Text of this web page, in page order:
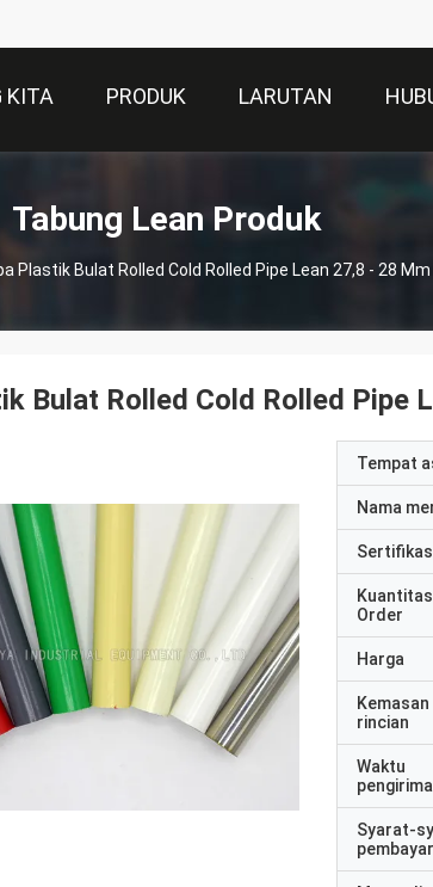
KITA PRODUK LARUTAN
Tabung Lean Produk
Plastik Bulat Rolled Cold Rolled Pipe Lean 27,8 - 28
Bulat Rolled Cold Rolled Pipe
Tempat
Nama
Order
Harga
Kemasan
rincian
Waktu
Syarat-